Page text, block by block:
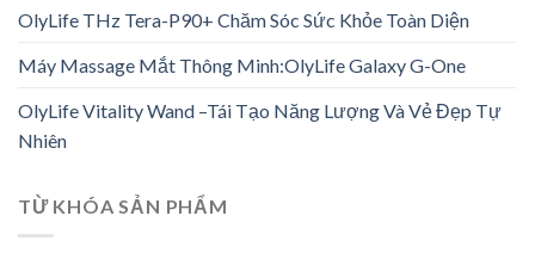
OlyLife THz Tera-P90+ Chăm Sóc Sức Khỏe Toàn Diện
Máy Massage Mắt Thông Minh:OlyLife Galaxy G-One
OlyLife Vitality Wand –Tái Tạo Năng Lượng Và Vẻ Đẹp Tự
Nhiên
TỪ KHÓA SẢN PHẨM